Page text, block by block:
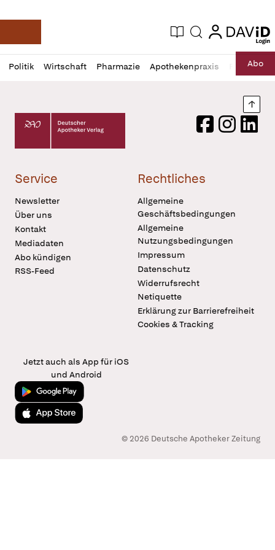
Deutsche Apotheker Zeitung
Aktuelle Ausgabe
Suche login
login
Politik Wirtschaft Pharmazie Apothekenpraxis RechtAbo
Profil
öffnen
Daz
Pur
Deutscher Apotheker Verlag Logo
FacebookInstagram
Service
Newsletter
Über uns
Kontakt
Mediadaten
Abo kündigen
RSS-Feed
Rechtliches
Allgemeine
Geschäftsbedingungen
Allgemeine
Nutzungsbedingungen
Impressum
Datenschutz
Widerrufsrecht
Netiquette
Erklärung zur Barrierefreiheit
Cookies & Tracking
Jetzt auch als App für iOS
und Android
Jetzt bei Google Play
Laden im App Store
© 2026 Deutsche Apotheker Zeitung